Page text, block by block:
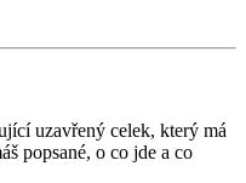
uzavřený celek, který má
popsané, o co jde a co